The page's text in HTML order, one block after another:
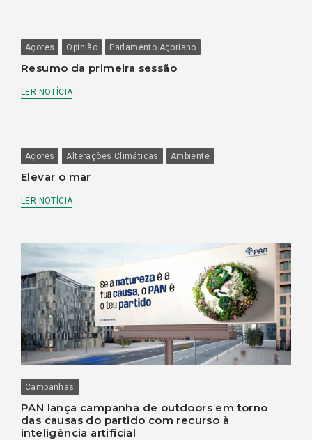
Açores Opinião Parlamento Açoriano
Resumo da primeira sessão
LER NOTÍCIA
Açores Alterações Climáticas Ambiente
Elevar o mar
LER NOTÍCIA
Campanhas
PAN lança campanha de outdoors em torno
das causas do partido com recurso à
inteligência artificial